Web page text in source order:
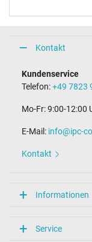
Kontakt
Kundenservice
Telefon:+49 7823
Mo-Fr: 9:00-12:00
E-Mail: info@ipc-
Kontakt
Informationen
Service